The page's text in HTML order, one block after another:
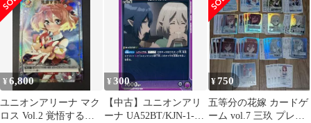
[UAPR]ユニアリ ユニ
オンアリーナ プロモ
¥6,800
ユニオンアリーナ マク
ロス Vol.2 覚悟するん
¥300
【中古】ユニオンアリ
ーナ UA52BT/KJN-1-
¥750
五等分の花嫁 カードゲ
ーム vol.7 三玖 プレイ